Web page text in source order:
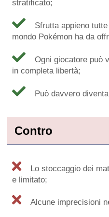
stratificato;
Sfrutta appieno
mondo Pokémon ha da
Ogni giocatore può
in completa libertà;
Può davvero
Contro
Lo stoccaggio dei
e limitato;
Alcune imprecisioni